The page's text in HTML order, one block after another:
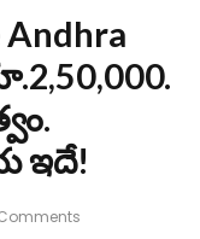
Andhra
ఇదే!